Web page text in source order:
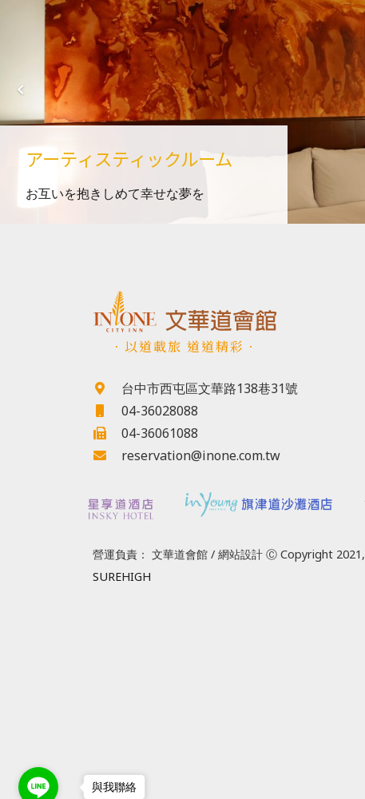
アーティスティックルーム
お互いを抱きしめて幸せな夢を
．以道載旅 道道精彩．
台中市西屯區文華路138巷31號
04-36028088
04-36061088
reservation@inone.com.tw
營運負責： 文華道會館 / 網站設計 Ⓒ Copyright 2021,
SUREHIGH
與我聯絡